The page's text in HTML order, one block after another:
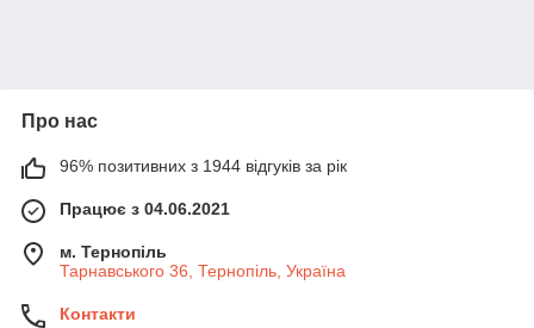
Про нас
96% позитивних з 1944 відгуків за рік
Працює з 04.06.2021
м. Тернопіль
Тарнавського 36, Тернопіль, Україна
Контакти